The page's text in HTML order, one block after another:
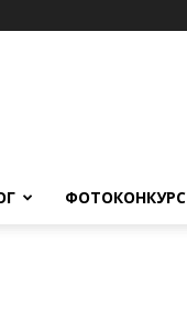
ФОТОКОНКУРС